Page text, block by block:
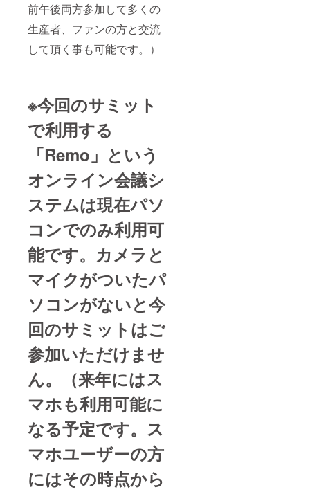
前午後両方参加して多くの
生産者、ファンの方と交流
して頂く事も可能です。）
※今回のサミット
で利用する
「Remo」という
オンライン会議シ
ステムは現在パソ
コンでのみ利用可
能です。カメラと
マイクがついたパ
ソコンがないと今
回のサミットはご
参加いただけませ
ん。（来年にはス
マホも利用可能に
なる予定です。ス
マホユーザーの方
にはその時点から